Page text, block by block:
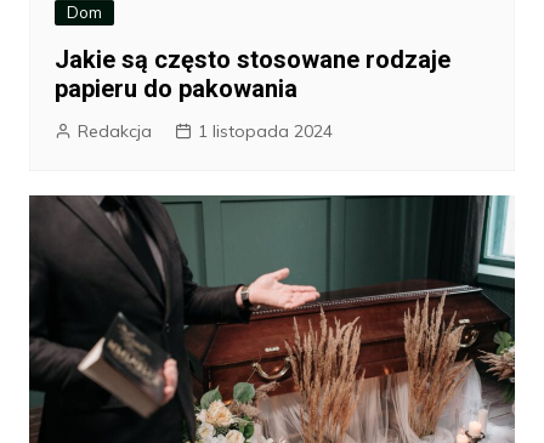
Dom
Jakie są często stosowane rodzaje
papieru do pakowania
Redakcja 1 listopada 2024